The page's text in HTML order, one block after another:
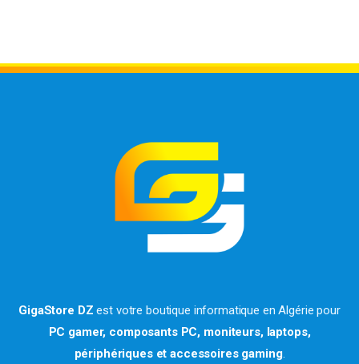
GigaStore DZ est votre boutique informatique en Algérie pour
PC gamer, composants PC, moniteurs, laptops,
périphériques et accessoires gaming.